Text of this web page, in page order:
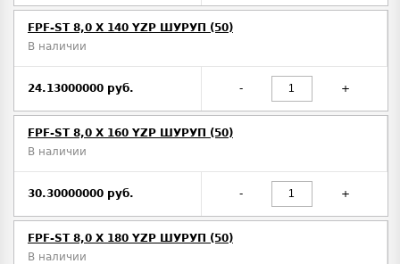
FPF-ST 8,0 X 140 YZP ШУРУП (50)
В наличии
24.13000000 руб. - +
FPF-ST 8,0 X 160 YZP ШУРУП (50)
В наличии
30.30000000 руб. - +
FPF-ST 8,0 X 180 YZP ШУРУП (50)
В наличии